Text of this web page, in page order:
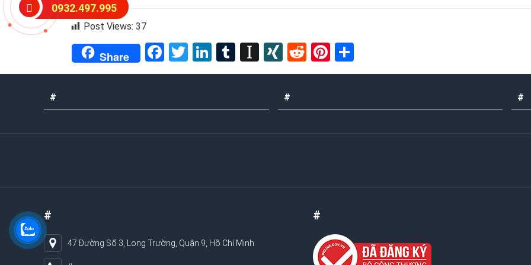
Post Views: 37
Share Facebook
TwitterLinkedIn
Tumblr
Instapaper
XINGRedditPinterest
# # #
#
47 Đường Số 3, Long Trường, Quận 9, Hồ Chí Minh
#
0932.497.995